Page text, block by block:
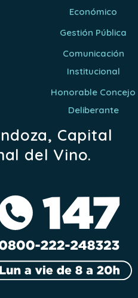
Económico
Gestión Pública
Comunicación
Institucional
Honorable Concejo
Deliberante
Capital
del Vino.